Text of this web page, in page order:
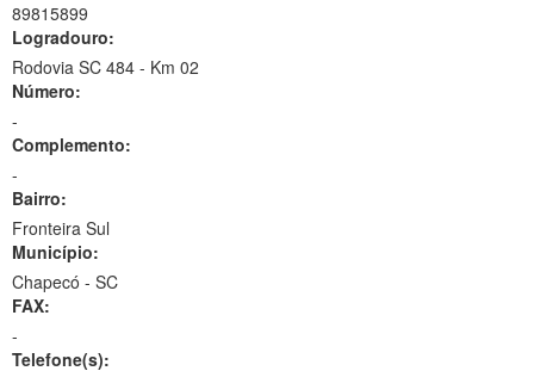
89815899
Logradouro:
Rodovia SC 484 - Km 02
Número:
-
Complemento:
-
Bairro:
Fronteira Sul
Município:
Chapecó - SC
FAX:
-
Telefone(s):